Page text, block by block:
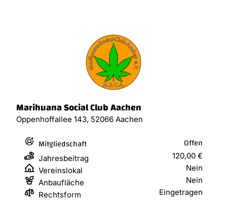
Marihuana Social Club Aachen
Oppenhoffallee 143, 52066 Aachen
Mitgliedschaft Offen
Jahresbeitrag
120,00 €
Vereinslokal
Nein
Anbaufläche
Nein
Rechtsform
Eingetragen